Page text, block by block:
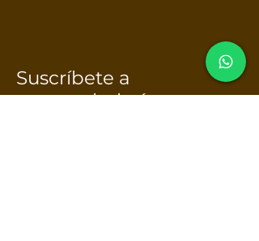
Suscríbete a
nuestro boletín